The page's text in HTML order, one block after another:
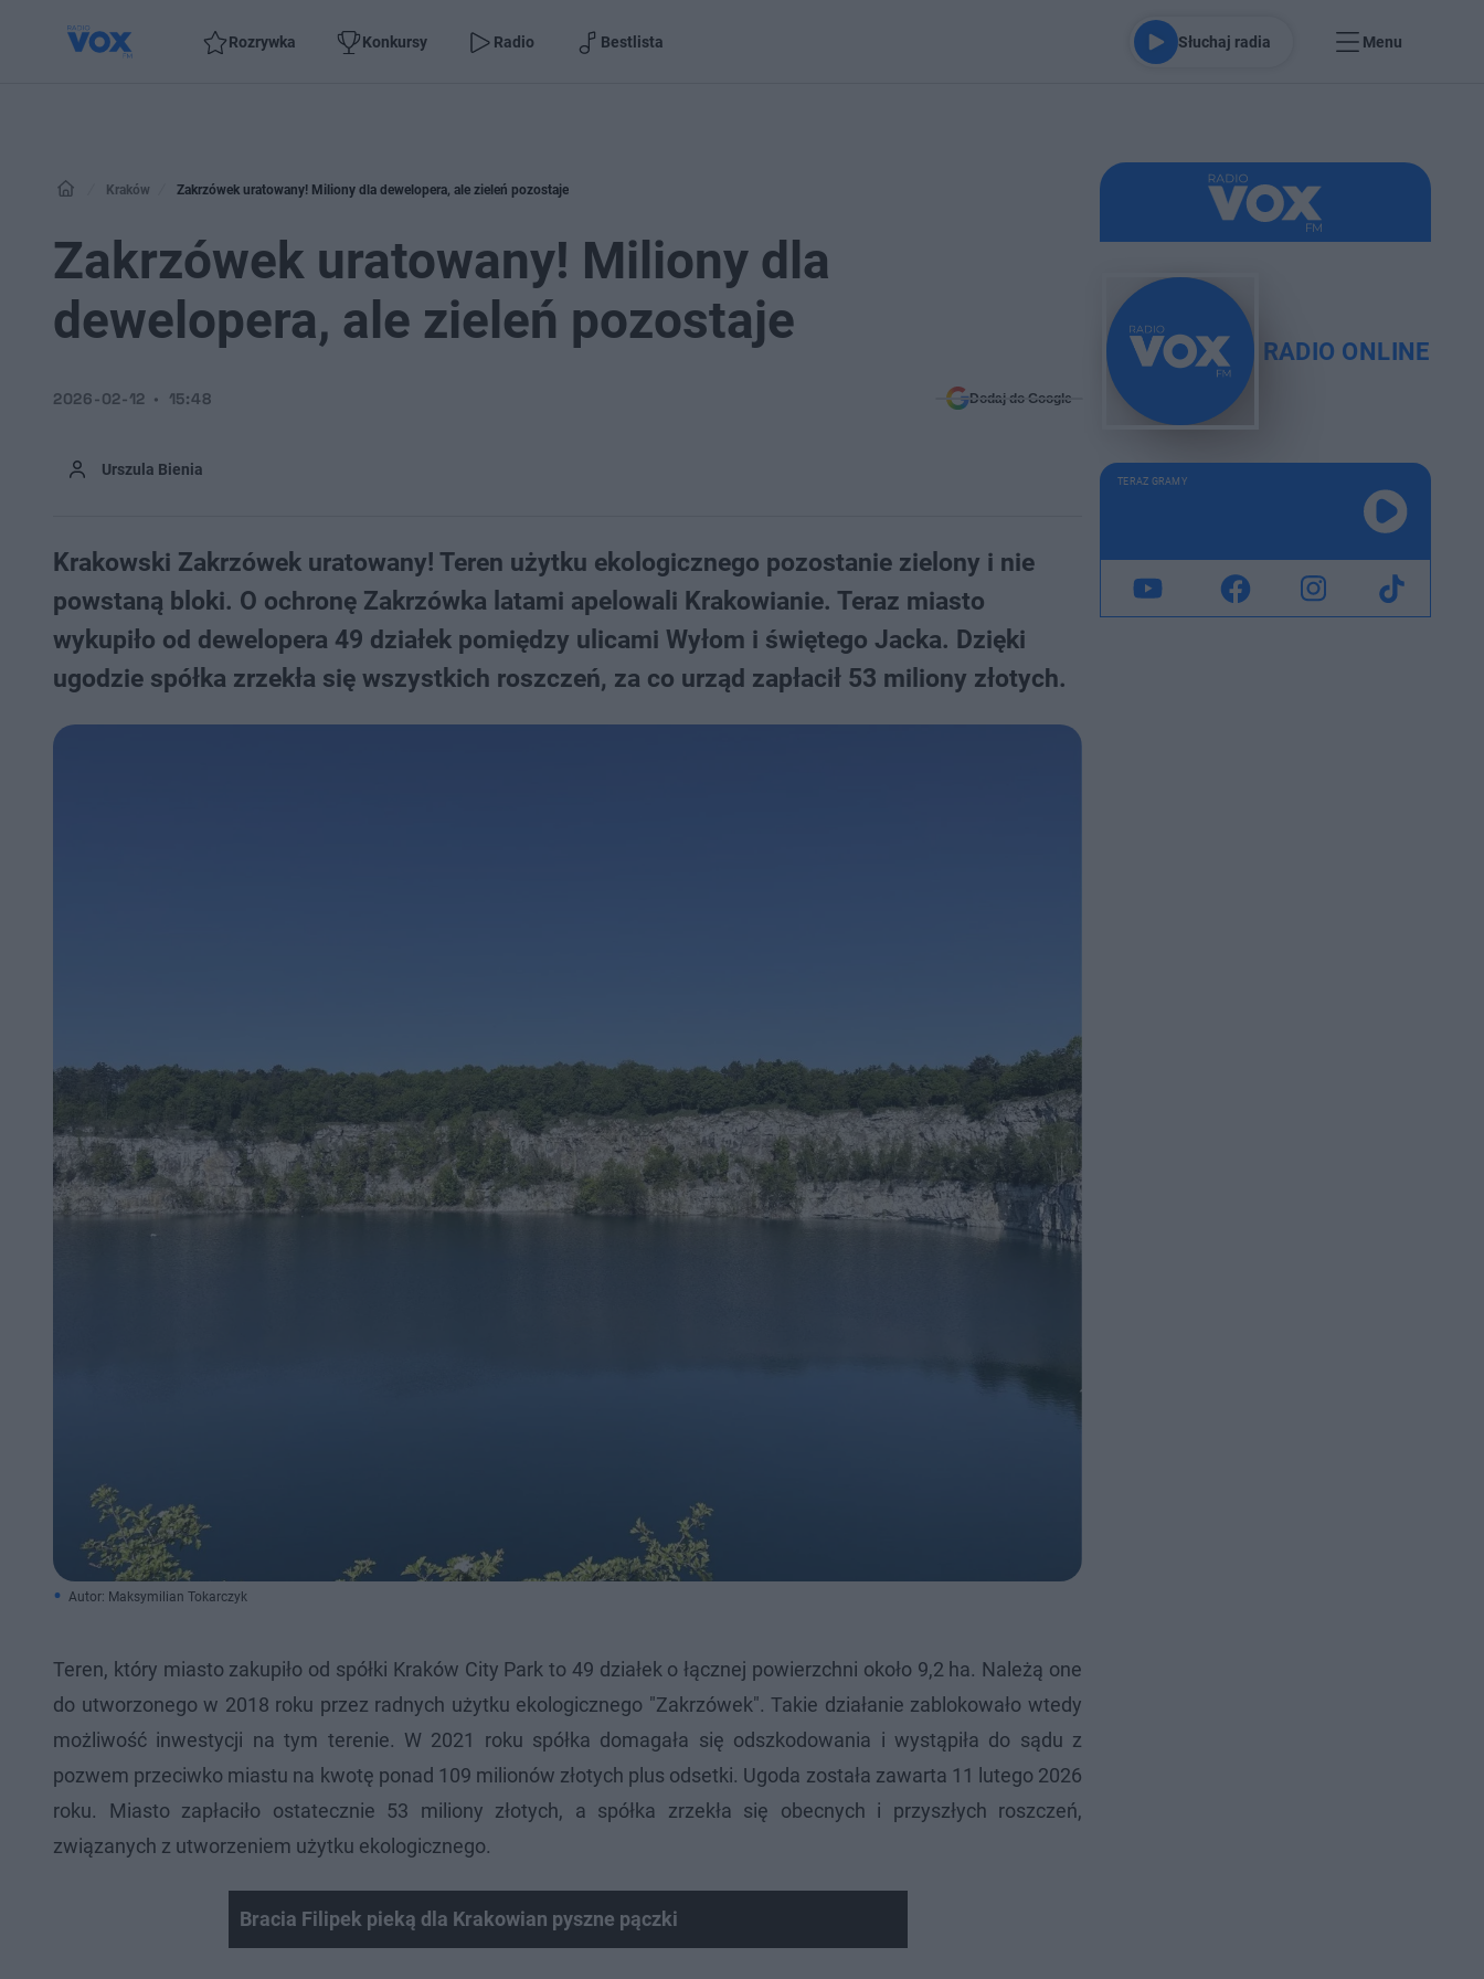
Rozrywka Konkursy Radio Bestlista Słuchaj radia Menu
Kraków Zakrzówek uratowany! Miliony dla dewelopera, ale zieleń pozostaje
Zakrzówek uratowany! Miliony dla
dewelopera, ale zieleń pozostaje
Urszula Bienia
2026-02-12 15:48 Dodaj do Google
Krakowski Zakrzówek uratowany! Teren użytku ekologicznego pozostanie zielony i nie
powstaną bloki. O ochronę Zakrzówka latami apelowali Krakowianie. Teraz miasto
wykupiło od dewelopera 49 działek pomiędzy ulicami Wyłom i świętego Jacka. Dzięki
ugodzie spółka zrzekła się wszystkich roszczeń, za co urząd zapłacił 53 miliony złotych.
Autor: Maksymilian Tokarczyk
Teren, który miasto zakupiło od spółki Kraków City Park to 49 działek o łącznej powierzchni około 9,2 ha. Należą one
do utworzonego w 2018 roku przez radnych użytku ekologicznego "Zakrzówek". Takie działanie zablokowało wtedy
możliwość inwestycji na tym terenie. W 2021 roku spółka domagała się odszkodowania i wystąpiła do sądu z
pozwem przeciwko miastu na kwotę ponad 109 milionów złotych plus odsetki. Ugoda została zawarta 11 lutego 2026
roku. Miasto zapłaciło ostatecznie 53 miliony złotych, a spółka zrzekła się obecnych i przyszłych roszczeń,
związanych z utworzeniem użytku ekologicznego.
Bracia Filipek pieką dla Krakowian pyszne pączki
RADIO ONLINE
TERAZ GRAMY